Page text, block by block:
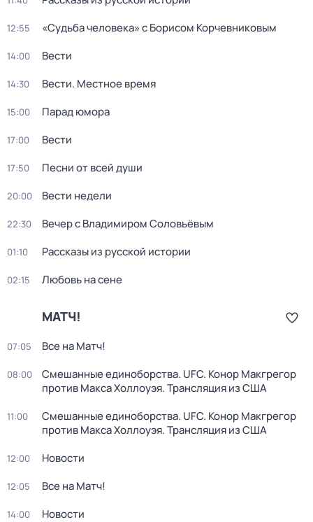
12:55 «Судьба человека» с Борисом Корчевниковым
14:00 Вести
14:30 Вести. Местное время
15:00 Парад юмора
17:00 Вести
17:50 Песни от всей души
20:00 Вести недели
22:30 Вечер с Владимиром Соловьёвым
01:10 Рассказы из русской истории
02:15 Любовь на сене
МАТЧ!
07:05 Все на Матч!
08:00
Смешанные единоборства. UFC. Конор Макгрегор
против Макса Холлоуэя. Трансляция из США
11:00
Смешанные единоборства. UFC. Конор Макгрегор
против Макса Холлоуэя. Трансляция из США
12:00 Новости
12:05 Все на Матч!
14:00 Новости